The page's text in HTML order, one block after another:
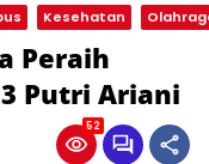
Kesehatan
Peraih
Putri Ariani
52